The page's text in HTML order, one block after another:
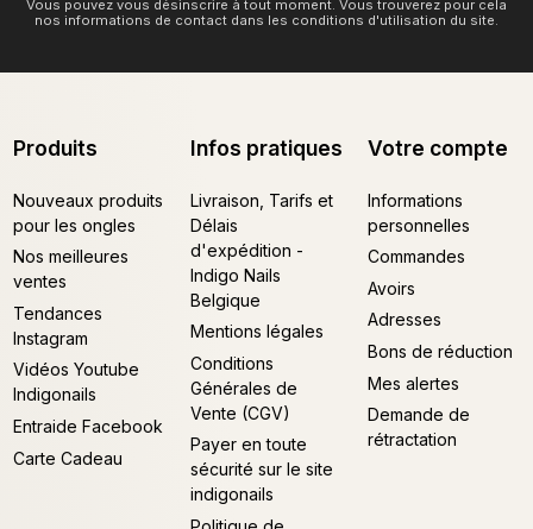
Vous pouvez vous désinscrire à tout moment. Vous trouverez pour cela
nos informations de contact dans les conditions d'utilisation du site.
Produits
Nouveaux produits
pour les ongles
Nos meilleures
ventes
Tendances
Instagram
Vidéos Youtube
Indigonails
Entraide Facebook
Carte Cadeau
Infos pratiques
Livraison, Tarifs et
Délais
d'expédition -
Indigo Nails
Belgique
Mentions légales
Conditions
Générales de
Vente (CGV)
Payer en toute
sécurité sur le site
indigonails
Votre compte
Informations
personnelles
Commandes
Avoirs
Adresses
Bons de réduction
Mes alertes
Demande de
rétractation